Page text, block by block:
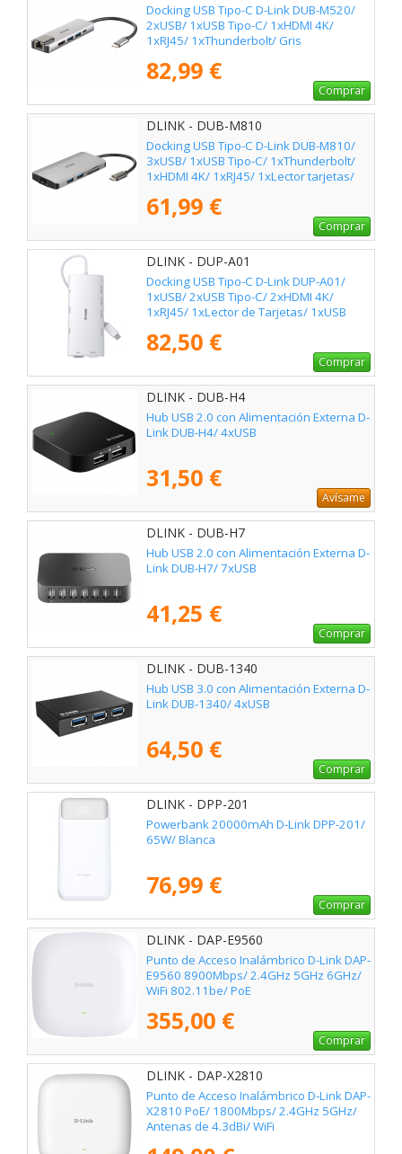
Docking USB Tipo-C D-Link DUB-M520/
2xUSB/ 1xUSB Tipo-C/ 1xHDMI 4K/
1xRJ45/ 1xThunderbolt/ Gris
82,99 €
Comprar
DLINK - DUB-M810
Docking USB Tipo-C D-Link DUB-M810/
3xUSB/ 1xUSB Tipo-C/ 1xThunderbolt/
1xHDMI 4K/ 1xRJ45/ 1xLector tarjetas/
61,99 €
Comprar
DLINK - DUP-A01
Docking USB Tipo-C D-Link DUP-A01/
1xUSB/ 2xUSB Tipo-C/ 2xHDMI 4K/
1xRJ45/ 1xLector de Tarjetas/ 1xUSB
82,50 €
Comprar
DLINK - DUB-H4
Hub USB 2.0 con Alimentación Externa D-
Link DUB-H4/ 4xUSB
31,50 €
Avísame
DLINK - DUB-H7
Hub USB 2.0 con Alimentación Externa D-
Link DUB-H7/ 7xUSB
41,25 €
Comprar
DLINK - DUB-1340
Hub USB 3.0 con Alimentación Externa D-
Link DUB-1340/ 4xUSB
64,50 €
Comprar
DLINK - DPP-201
Powerbank 20000mAh D-Link DPP-201/
65W/ Blanca
76,99 €
Comprar
DLINK - DAP-E9560
Punto de Acceso Inalámbrico D-Link DAP-
E9560 8900Mbps/ 2.4GHz 5GHz 6GHz/
WiFi 802.11be/ PoE
355,00 €
Comprar
DLINK - DAP-X2810
Punto de Acceso Inalámbrico D-Link DAP-
X2810 PoE/ 1800Mbps/ 2.4GHz 5GHz/
Antenas de 4.3dBi/ WiFi